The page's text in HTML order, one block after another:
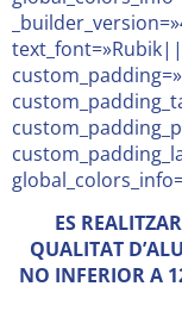
ES
QUALITAT
NO INFERIOR A